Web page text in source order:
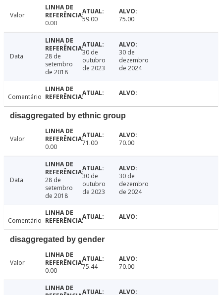
Valor
0.00
59.00 75.00
Data
28 de
setembro
de 2018
30 de
outubro
de 2023
30 de
dezembro
de 2024
Comentário
disaggregated by ethnic group
Valor
0.00
71.00 70.00
Data
28 de
setembro
de 2018
30 de
outubro
de 2023
30 de
dezembro
de 2024
Comentário
disaggregated by gender
Valor
0.00
75.44 70.00